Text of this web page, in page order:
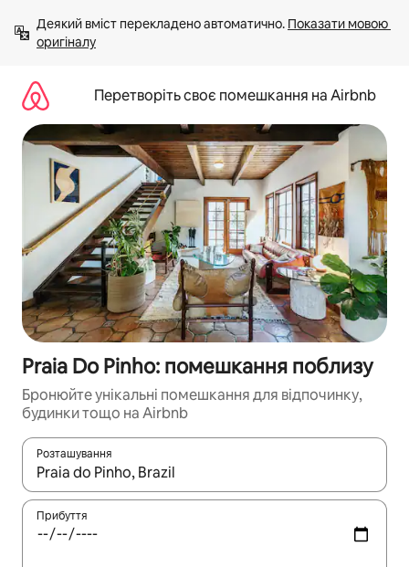
вмісту
Деякий вміст перекладено автоматично. Показати мовою
оригіналу
Перетворіть своє помешкання на Airbnb
Praia Do Pinho: помешкання поблизу
Бронюйте унікальні помешкання для відпочинку,
будинки тощо на Airbnb
Розташування
Отримавши результати пошуку, використовуйте для
Прибуття